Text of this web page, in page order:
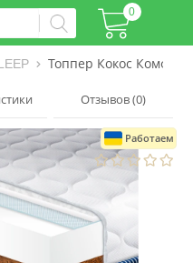
0
Топпер Кокос
Отзывов (0)
Работаем